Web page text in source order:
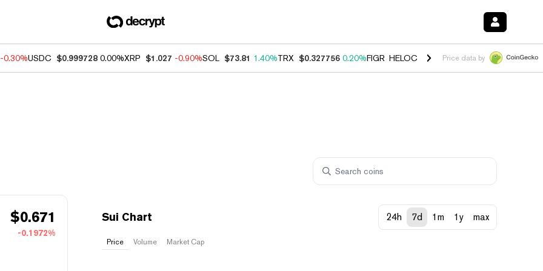
-0.30%USDC $0.999728 0.00%XRP $1.027 -0.90%SOL $73.81 1.40%TRX $0.327756 0.20%FIGR_HELOC $1.023 1.10%HYPE $54.19 -
Price data by
$0.671
-0.1972%
Sui Chart 24h 7d 1m 1y max
Price Volume Market Cap